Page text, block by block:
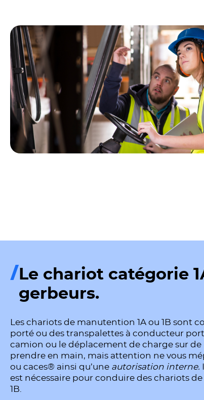
Le chariot catégorie
gerbeurs.
Les chariots de manutention 1A ou 1B sont
porté ou des transpalettes à conducteur
camion ou le déplacement de charge sur
prendre en main, mais attention ne vous
ou caces® ainsi qu’une autorisation interne.
est nécessaire pour conduire des chariots
1B.